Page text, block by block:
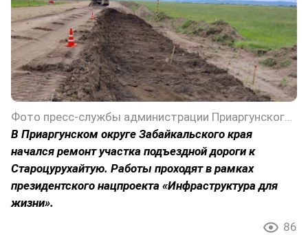
В Приаргунском округе Забайкальского края
начался ремонт участка подъездной дороги к
Староцурухайтую. Работы проходят в рамках
президентского нацпроекта «Инфраструктура для
жизни».
86